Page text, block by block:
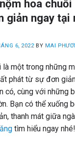
hoa
giản ngay tại
6, 2022 BY MAI
là một trong những
phát từ sự đơn
có, cùng với những
Bạn có thể xuống
thanh mát giữa
tìm hiểu ngay nhé!